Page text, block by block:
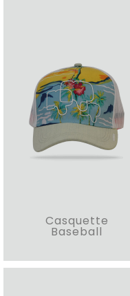
Casquette
Baseball